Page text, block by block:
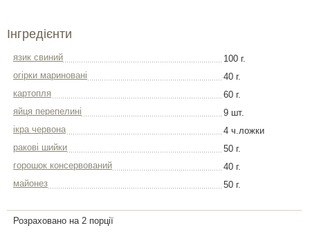
Інгредієнти
язик свиний
100 г.
огірки мариновані
40 г.
картопля
60 г.
яйця перепелині
9 шт.
ікра червона
4 ч.ложки
ракові шийки
50 г.
горошок консервований
40 г.
майонез
50 г.
Розраховано на 2 порції